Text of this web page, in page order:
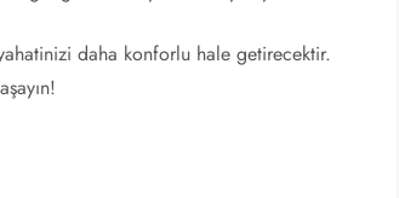
daha konforlu hale getirecektir.